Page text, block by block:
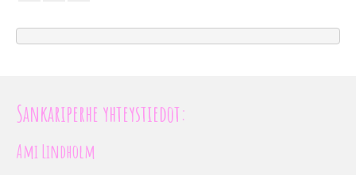
Sankariperhe yhteystiedot:
Ami Lindholm